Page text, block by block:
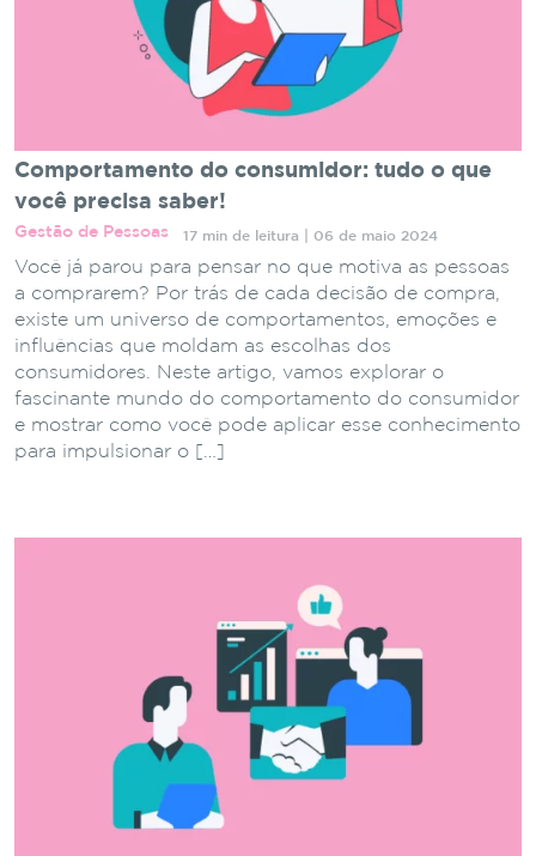
Comportamento do consumidor: tudo o que
você precisa saber!
Gestão de Pessoas 17 min de leitura | 06 de maio 2024
Você já parou para pensar no que motiva as pessoas
a comprarem? Por trás de cada decisão de compra,
existe um universo de comportamentos, emoções e
influências que moldam as escolhas dos
consumidores. Neste artigo, vamos explorar o
fascinante mundo do comportamento do consumidor
e mostrar como você pode aplicar esse conhecimento
para impulsionar o […]